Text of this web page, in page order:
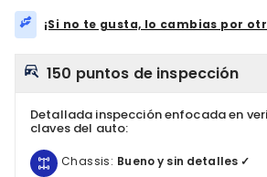
¡Si no te gusta, lo cambias por
150 puntos de inspección
Detallada inspección enfocada en
claves del auto:
Chassis: Bueno y sin detalles ✓